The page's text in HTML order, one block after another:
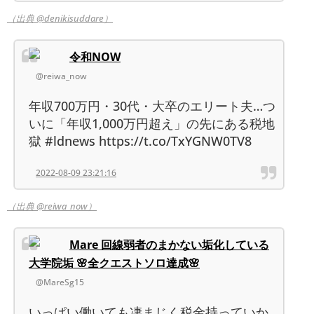
（出典 @denikisuddare）
令和NOW
@reiwa_now
年収700万円・30代・大卒のエリート夫…つ
いに「年収1,000万円超え」の先にある税地
獄 #ldnews https://t.co/TxYGNW0TV8
2022-08-09 23:21:16
（出典 @reiwa_now）
Mare 回線弱者のまかない垢化している
大学院垢 🌸全クエストソロ達成🌸
@MareSg15